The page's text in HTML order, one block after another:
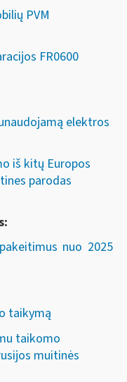
PVM
FR0600
elektros
iš kitų Europos
parodas
nuo 2025
taikymą
taikomo
muitinės